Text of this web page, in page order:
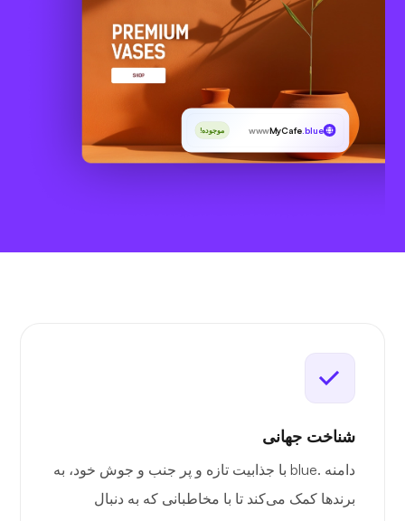
wwwMyCafe.blue موجوده!
شناخت جهانی
دامنه .blue با جذابیت تازه و پر جنب و جوش خود، به
برندها کمک می‌کند تا با مخاطبانی که به دنبال